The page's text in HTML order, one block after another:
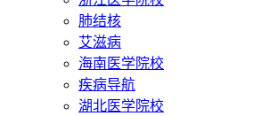
肺结核
艾滋病
海南医学院校
疾病导航
湖北医学院校